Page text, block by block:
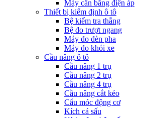
Máy cân bằng điện áp
Thiết bị kiểm định ô tô
Bệ kiểm tra thắng
Bệ đo trượt ngang
Máy đo đèn pha
Máy đo khói xe
Cầu nâng ô tô
Cầu nâng 1 trụ
Cầu nâng 2 trụ
Cầu nâng 4 trụ
Cầu nâng cắt kéo
Cẩu móc động cơ
Kích cá sấu